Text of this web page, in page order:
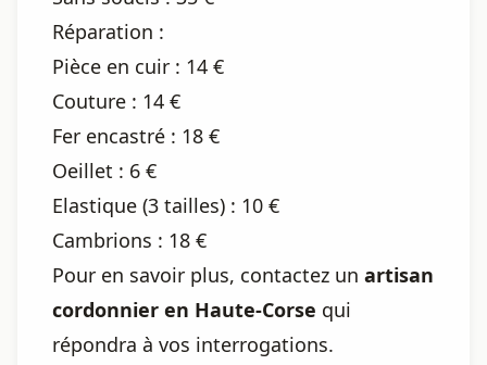
Réparation :
Pièce en cuir : 14 €
Couture : 14 €
Fer encastré : 18 €
Oeillet : 6 €
Elastique (3 tailles) : 10 €
Cambrions : 18 €
Pour en savoir plus, contactez un artisan
cordonnier en Haute-Corse qui
répondra à vos interrogations.